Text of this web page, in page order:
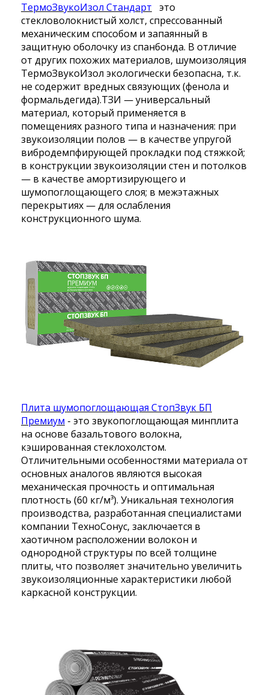
ТермоЗвукоИзол Стандарт это
стекловолокнистый холст, спрессованный
механическим способом и запаянный в
защитную оболочку из спанбонда. В отличие
от других похожих материалов, шумоизоляция
ТермоЗвукоИзол экологически безопасна, т.к.
не содержит вредных связующих (фенола и
формальдегида).ТЗИ — универсальный
материал, который применяется в
помещениях разного типа и назначения: при
звукоизоляции полов — в качестве упругой
вибродемпфирующей прокладки под стяжкой;
в конструкции звукоизоляции стен и потолков
— в качестве амортизирующего и
шумопоглощающего слоя; в межэтажных
перекрытиях — для ослабления
конструкционного шума.
Плита шумопоглощающая СтопЗвук БП
Премиум - это звукопоглощающая минплита
на основе базальтового волокна,
кэшированная стеклохолстом.
Отличительными особенностями материала от
основных аналогов являются высокая
механическая прочность и оптимальная
плотность (60 кг/м³). Уникальная технология
производства, разработанная специалистами
компании ТехноСонус, заключается в
хаотичном расположении волокон и
однородной структуры по всей толщине
плиты, что позволяет значительно увеличить
звукоизоляционные характеристики любой
каркасной конструкции.